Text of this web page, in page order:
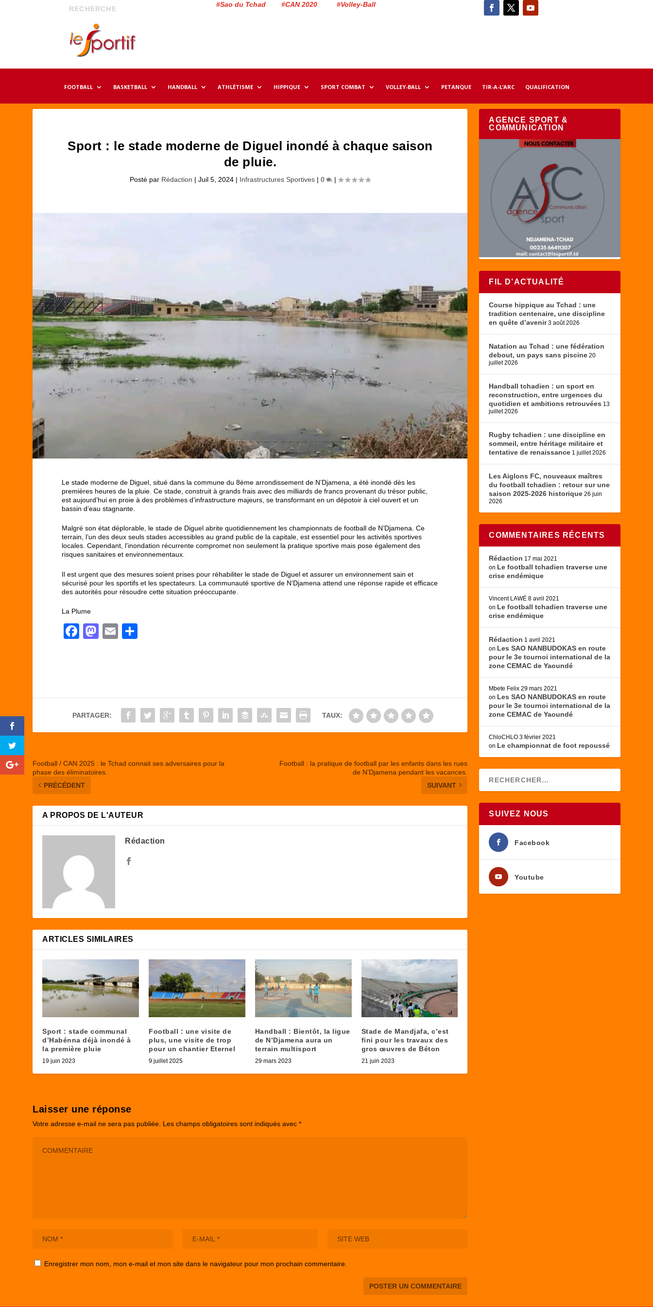
#Sao du Tchad #CAN 2020 #Volley-Ball
FOOTBALL BASKETBALL HANDBALL ATHLÉTISME HIPPIQUE SPORT COMBAT VOLLEY-BALL PETANQUE TIR-A-L’ARC QUALIFICATION
Sport : le stade moderne de Diguel inondé à chaque saison
de pluie.
Posté par Rédaction |Juil 5, 2024 | Infrastructures Sportives |0 |
Le stade moderne de Diguel, situé dans la commune du 8ème arrondissement de N’Djamena, a été inondé dès les
premières heures de la pluie. Ce stade, construit à grands frais avec des milliards de francs provenant du trésor public,
est aujourd’hui en proie à des problèmes d’infrastructure majeurs, se transformant en un dépotoir à ciel ouvert et un
bassin d’eau stagnante.
Malgré son état déplorable, le stade de Diguel abrite quotidiennement les championnats de football de N’Djamena. Ce
terrain, l’un des deux seuls stades accessibles au grand public de la capitale, est essentiel pour les activités sportives
locales. Cependant, l’inondation récurrente compromet non seulement la pratique sportive mais pose également des
risques sanitaires et environnementaux.
Il est urgent que des mesures soient prises pour réhabiliter le stade de Diguel et assurer un environnement sain et
sécurisé pour les sportifs et les spectateurs. La communauté sportive de N’Djamena attend une réponse rapide et efficace
des autorités pour résoudre cette situation préoccupante.
La Plume
F
b
o
M
d
o
E
er
PARTAGER: TAUX:
Football / CAN 2025 : le Tchad connait ses adversaires pour la
phase des éliminatoires.
PRÉCÉDENT
Football : la pratique de football par les enfants dans les rues
de N’Djamena pendant les vacances.
SUIVANT
A PROPOS DE L'AUTEUR
Rédaction
ARTICLES SIMILAIRES
Sport : stade communal
d’Habénna déjà inondé à
la première pluie
19 juin 2023
Football : une visite de
plus, une visite de trop
pour un chantier Eternel
9 juillet 2025
Handball : Bientôt, la ligue
de N’Djamena aura un
terrain multisport
29 mars 2023
Stade de Mandjafa, c’est
fini pour les travaux des
gros œuvres de Béton
21 juin 2023
Laisser une réponse
Votre adresse e-mail ne sera pas publiée. Les champs obligatoires sont indiqués avec*
Enregistrer mon nom, mon e-mail et mon site dans le navigateur pour mon prochain commentaire.
AGENCE SPORT &
COMMUNICATION
FIL D’ACTUALITÉ
Course hippique au Tchad : une
tradition centenaire, une discipline
en quête d’avenir 3 août 2026
Natation au Tchad : une fédération
debout, un pays sans piscine 20
juillet 2026
Handball tchadien : un sport en
reconstruction, entre urgences du
quotidien et ambitions retrouvées 13
juillet 2026
Rugby tchadien : une discipline en
sommeil, entre héritage militaire et
tentative de renaissance 1 juillet 2026
Les Aiglons FC, nouveaux maîtres
du football tchadien : retour sur une
saison 2025-2026 historique 26 juin
2026
COMMENTAIRES RÉCENTS
Rédaction 17 mai 2021
on Le football tchadien traverse une
crise endémique
Vincent LAWÉ 8 avril 2021
on Le football tchadien traverse une
crise endémique
Rédaction 1 avril 2021
on Les SAO NANBUDOKAS en route
pour le 3e tournoi international de la
zone CEMAC de Yaoundé
Mbete Felix 29 mars 2021
on Les SAO NANBUDOKAS en route
pour le 3e tournoi international de la
zone CEMAC de Yaoundé
ChloCHLO 3 février 2021
on Le championnat de foot repoussé
SUIVEZ NOUS
Facebook
Youtube